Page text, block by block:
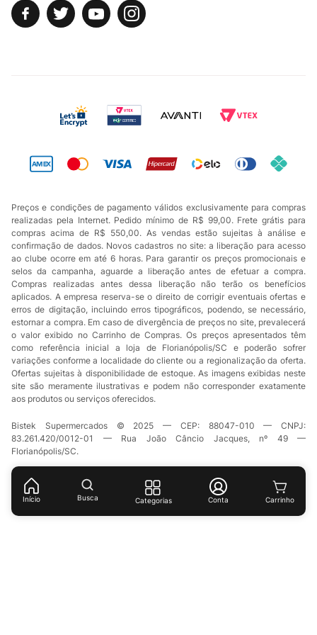
Início Busca Categorias Conta
Preços e condições de pagamento válidos exclusivamente para compras
realizadas pela Internet. Pedido mínimo de R$ 99,00. Frete grátis para
compras acima de R$ 550,00. As vendas estão sujeitas à análise e
confirmação de dados. Novos cadastros no site: a liberação para acesso
ao clube ocorre em até 6 horas. Para garantir os preços promocionais e
selos da campanha, aguarde a liberação antes de efetuar a compra.
Compras realizadas antes dessa liberação não terão os benefícios
aplicados. A empresa reserva-se o direito de corrigir eventuais ofertas e
erros de digitação, incluindo erros tipográficos, podendo, se necessário,
estornar a compra. Em caso de divergência de preços no site, prevalecerá
o valor exibido no Carrinho de Compras. Os preços apresentados têm
como referência inicial a loja de Florianópolis/SC e poderão sofrer
variações conforme a localidade do cliente ou a regionalização da oferta.
Ofertas sujeitas à disponibilidade de estoque. As imagens exibidas neste
site são meramente ilustrativas e podem não corresponder exatamente
aos produtos ou serviços oferecidos.
Bistek Supermercados © 2025 — CEP: 88047-010 — CNPJ:
83.261.420/0012-01 — Rua João Câncio Jacques, nº 49 —
Florianópolis/SC.